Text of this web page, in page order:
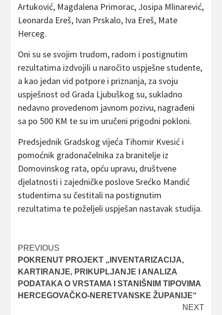
Artuković, Magdalena Primorac, Josipa Mlinarević,
Leonarda Ereš, Ivan Prskalo, Iva Ereš, Mate
Herceg.
Oni su se svojim trudom, radom i postignutim
rezultatima izdvojili u naročito uspješne studente,
a kao jedan vid potpore i priznanja, za svoju
uspješnost od Grada Ljubuškog su, sukladno
nedavno provedenom javnom pozivu, nagrađeni
sa po 500 KM te su im uručeni prigodni pokloni.
Predsjednik Gradskog vijeća Tihomir Kvesić i
pomoćnik gradonačelnika za branitelje iz
Domovinskog rata, opću upravu, društvene
djelatnosti i zajedničke poslove Srećko Mandić
studentima su čestitali na postignutim
rezultatima te poželjeli uspješan nastavak studija.
Post
navigation
PREVIOUS
POKRENUT PROJEKT „INVENTARIZACIJA,
KARTIRANJE, PRIKUPLJANJE I ANALIZA
PODATAKA O VRSTAMA I STANIŠNIM TIPOVIMA
HERCEGOVAČKO-NERETVANSKE ŽUPANIJE“
NEXT